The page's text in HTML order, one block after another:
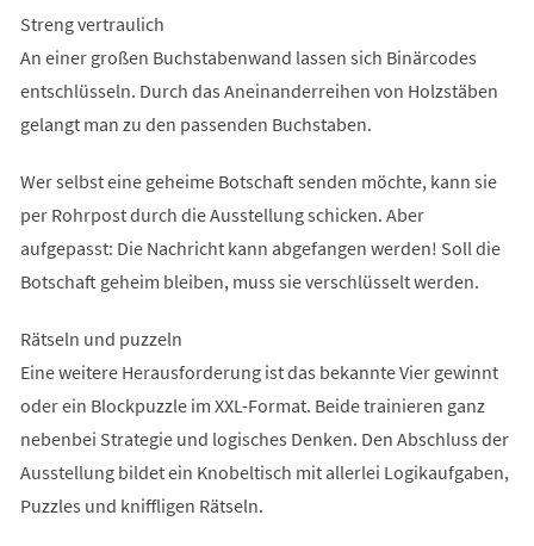
Streng vertraulich
An einer großen Buchstabenwand lassen sich Binärcodes
entschlüsseln. Durch das Aneinanderreihen von Holzstäben
gelangt man zu den passenden Buchstaben.
Wer selbst eine geheime Botschaft senden möchte, kann sie
per Rohrpost durch die Ausstellung schicken. Aber
aufgepasst: Die Nachricht kann abgefangen werden! Soll die
Botschaft geheim bleiben, muss sie verschlüsselt werden.
Rätseln und puzzeln
Eine weitere Herausforderung ist das bekannte Vier gewinnt
oder ein Blockpuzzle im XXL-Format. Beide trainieren ganz
nebenbei Strategie und logisches Denken. Den Abschluss der
Ausstellung bildet ein Knobeltisch mit allerlei Logikaufgaben,
Puzzles und kniffligen Rätseln.